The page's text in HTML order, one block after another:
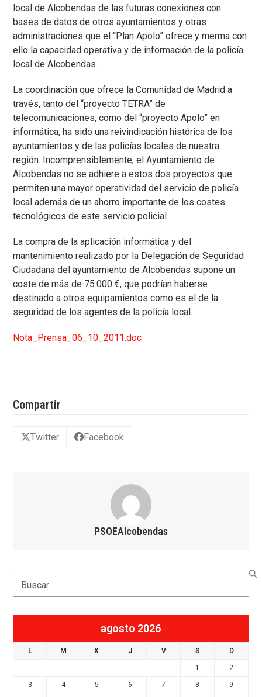
local de Alcobendas de las futuras conexiones con
bases de datos de otros ayuntamientos y otras
administraciones que el “Plan Apolo” ofrece y merma con
ello la capacidad operativa y de información de la policía
local de Alcobendas.
La coordinación que ofrece la Comunidad de Madrid a
través, tanto del “proyecto TETRA” de
telecomunicaciones, como del “proyecto Apolo” en
informática, ha sido una reivindicación histórica de los
ayuntamientos y de las policías locales de nuestra
región. Incomprensiblemente, el Ayuntamiento de
Alcobendas no se adhiere a estos dos proyectos que
permiten una mayor operatividad del servicio de policía
local además de un ahorro importante de los costes
tecnológicos de este servicio policial.
La compra de la aplicación informática y del
mantenimiento realizado por la Delegación de Seguridad
Ciudadana del ayuntamiento de Alcobendas supone un
coste de más de 75.000 €, que podrían haberse
destinado a otros equipamientos como es el de la
seguridad de los agentes de la policía local.
Nota_Prensa_06_10_2011.doc
Compartir
Twitter Facebook
PSOEAlcobendas
Search
agosto 2026
L M X J V S D
1 2
3 4 5 6 7 8 9